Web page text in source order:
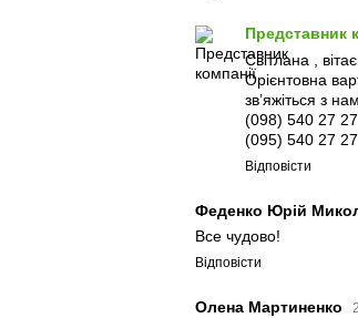
Представник
Світлана ,
Орієнтовна
зв’яжіться з
(098) 540 27 27
(095) 540 27 27
Відповісти
Феденко Юрій
Все чудово!
Відповісти
Олена Мартиненко